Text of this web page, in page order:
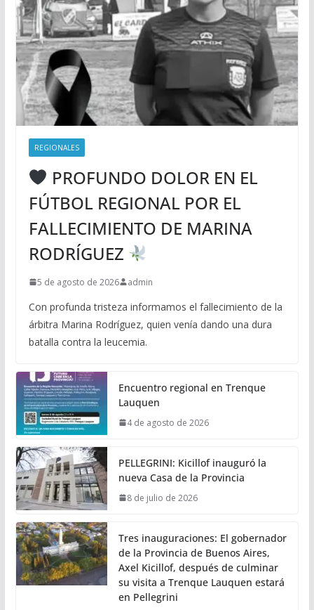
REGIONALES
PROFUNDO DOLOR EN EL
FÚTBOL REGIONAL POR EL
FALLECIMIENTO DE MARINA
RODRÍGUEZ
5 de agosto de 2026 admin
Con profunda tristeza informamos el fallecimiento de la
árbitra Marina Rodríguez, quien venía dando una dura
batalla contra la leucemia.
Encuentro regional en Trenque
Lauquen
4 de agosto de 2026
PELLEGRINI: Kicillof inauguró la
nueva Casa de la Provincia
8 de julio de 2026
Tres inauguraciones: El gobernador
de la Provincia de Buenos Aires,
Axel Kicillof, después de culminar
su visita a Trenque Lauquen estará
en Pellegrini